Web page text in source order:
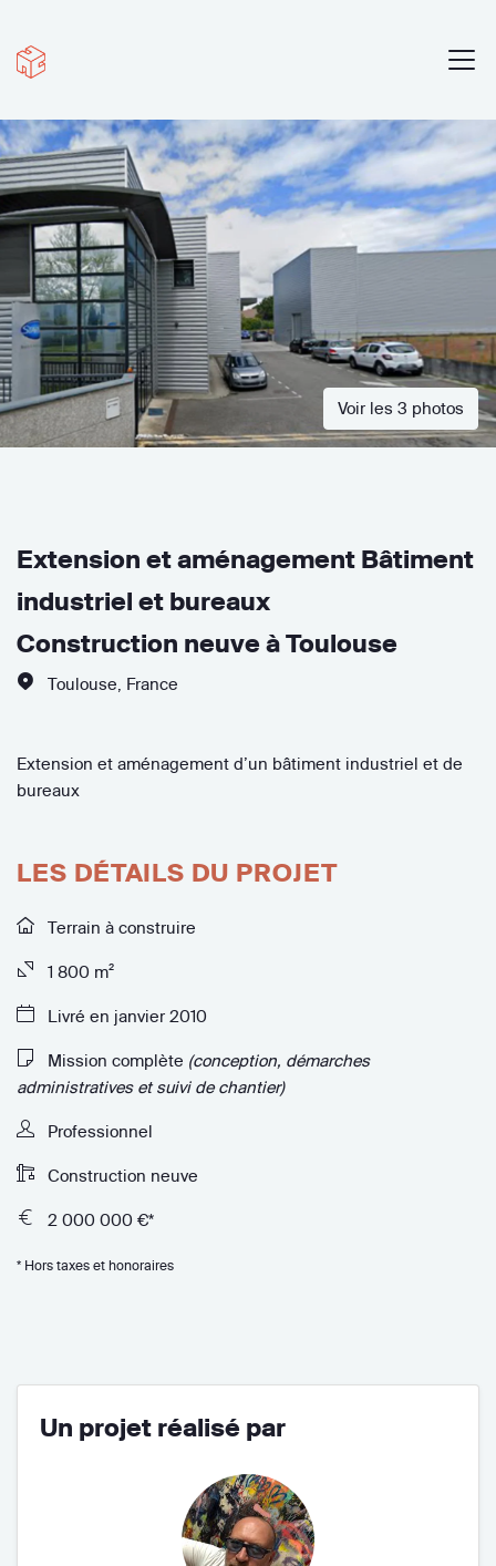
Voir les 3 photos
Extension et aménagement Bâtiment
industriel et bureaux
Construction neuve à Toulouse
Toulouse France
Extension et aménagement d’un bâtiment industriel et de
bureaux
LES DÉTAILS DU PROJET
Terrain à construire
1 800 m²
Livré en janvier 2010
Mission complète (conception, démarches
administratives et suivi de chantier)
Professionnel
Construction neuve
2 000 000 €*
* Hors taxes et honoraires
Un projet réalisé par